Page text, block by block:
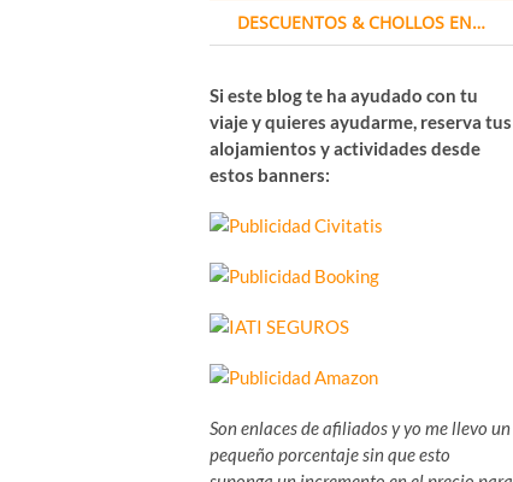
DESCUENTOS & CHOLLOS EN…
Si este blog te ha ayudado con tu
viaje y quieres ayudarme, reserva tus
alojamientos y actividades desde
estos banners:
Son enlaces de afiliados y yo me llevo un
pequeño porcentaje sin que esto